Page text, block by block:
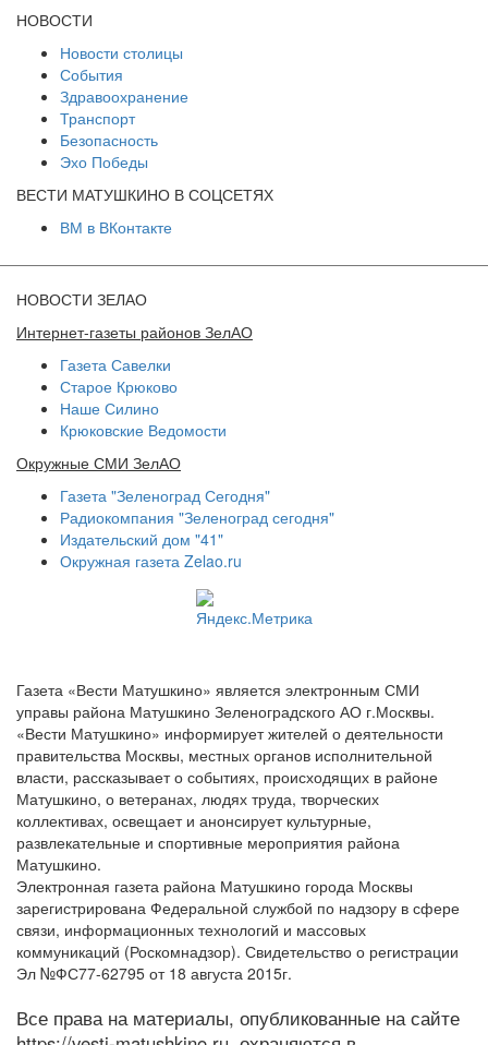
НОВОСТИ
Новости столицы
События
Здравоохранение
Транспорт
Безопасность
Эхо Победы
ВЕСТИ МАТУШКИНО В СОЦСЕТЯХ
ВМ в ВКонтакте
НОВОСТИ ЗЕЛАО
Интернет-газеты районов ЗелАО
Газета Савелки
Старое Крюково
Наше Силино
Крюковские Ведомости
Окружные СМИ ЗелАО
Газета "Зеленоград Сегодня"
Радиокомпания "Зеленоград сегодня"
Издательский дом "41"
Окружная газета Zelao.ru
Газета «Вести Матушкино» является электронным СМИ
управы района Матушкино Зеленоградского АО г.Москвы.
«Вести Матушкино» информирует жителей о деятельности
правительства Москвы, местных органов исполнительной
власти, рассказывает о событиях, происходящих в районе
Матушкино, о ветеранах, людях труда, творческих
коллективах, освещает и анонсирует культурные,
развлекательные и спортивные мероприятия района
Матушкино.
Электронная газета района Матушкино города Москвы
зарегистрирована Федеральной службой по надзору в сфере
связи, информационных технологий и массовых
коммуникаций (Роскомнадзор). Свидетельство о регистрации
Эл №ФС77-62795 от 18 августа 2015г.
Все права на материалы, опубликованные на сайте